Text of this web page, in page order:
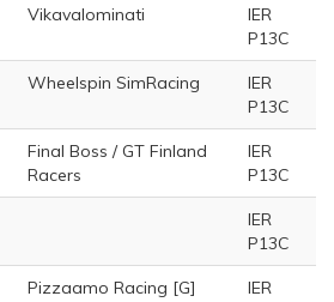
Vikavalominati
IER
P13C
Wheelspin SimRacing
IER
P13C
Final Boss / GT Finland
Racers
IER
P13C
IER
P13C
Pizzaamo Racing [G]
IER